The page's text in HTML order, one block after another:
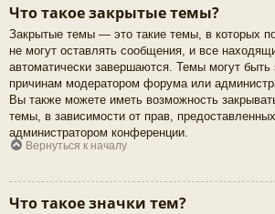
Что такое закрытые темы?
Закрытые темы — это такие темы, в которых
не могут оставлять сообщения, и все
автоматически завершаются. Темы могут быть
причинам модератором форума или
Вы также можете иметь возможность
темы, в зависимости от прав,
администратором конференции.
Вернуться к началу
Что такое значки тем?